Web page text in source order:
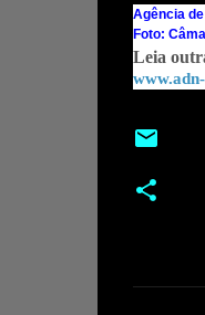
Agência
Foto:
Leia